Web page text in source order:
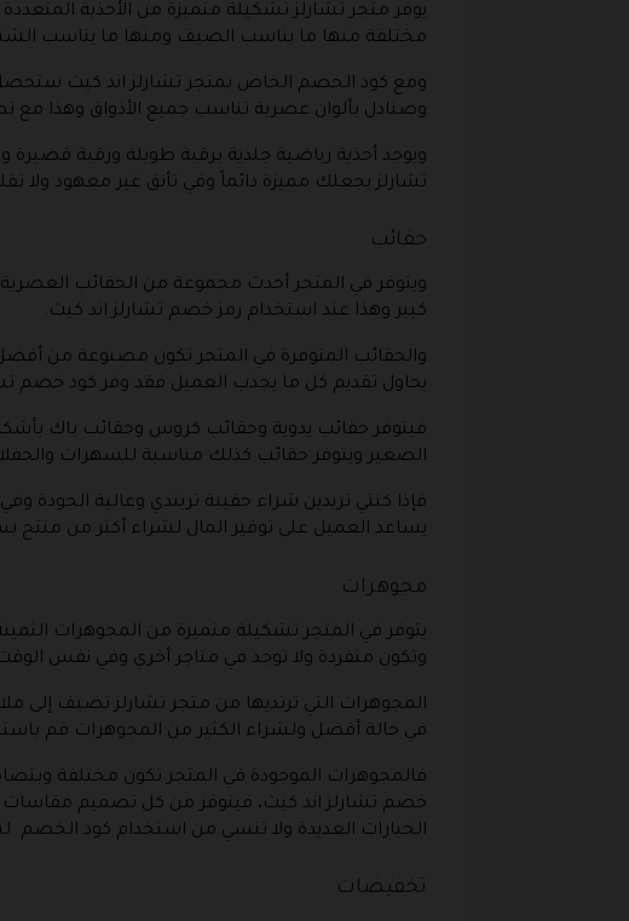
يوفر متجر تشارلز تشكيلة متميزة من الأحذية
مختلفة منها ما يناسب الصيف ومنها ما يناسب
ومع كود الخصم الخاص بمتجر تشارلز اند كيث ستحصل
وصنادل بألوان عصرية تناسب جميع الأذواق وهذا مع
ويوجد أحذية رياضية جلدية برقبة طويلة ورقبة
تشارلز يجعلك مميزة دائماً وفي تأنق غير معهود
حقائب
ويتوفر في المتجر أحدث مجموعة من الحقائب
كبير وهذا عند استخدام رمز خصم تشارلز اند كيث.
والحقائب المتوفرة في المتجر تكون مصنوعة من
يحاول تقديم كل ما يجذب العميل فقد وفر كود خصم
فيتوفر حقائب يدوية وحقائب كروس وحقائب باك
الصغير ويتوفر حقائب كذلك مناسبة للسهرات
فإذا كنتي تريدين شراء حقيبة تريندي وعالية
يساعد العميل على توفير المال لشراء أكثر من منتج
مجوهرات
يتوفر في المتجر تشكيلة متميزة من المجوهرات
وتكون منفردة ولا توجد في متاجر أخري وفي نفس
المجوهرات التي ترتديها من متجر تشارلز تضيف
في حالة أفضل ولشراء الكثير من المجوهرات قم
فالمجوهرات الموجودة في المتجر تكون مختلفة
خصم تشارلز اند كيث، فيتوفر من كل تصميم مقاسات
الخيارات العديدة ولا تنسي من استخدام كود
تخفيضات